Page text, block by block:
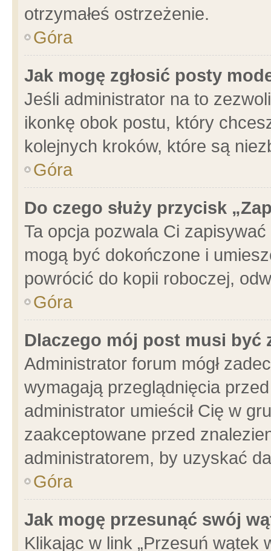
otrzymałeś ostrzeżenie.
Góra
Jak mogę zgłosić posty
Jeśli administrator na to
ikonkę obok postu, który
kolejnych kroków, które są
Góra
Do czego służy przycisk
Ta opcja pozwala Ci
mogą być dokończone i
powrócić do kopii roboczej,
Góra
Dlaczego mój post musi być
Administrator forum mógł
wymagają przeglądnięcia
administrator umieścił Cię w
zaakceptowane przed
administratorem, by uzyskać
Góra
Jak mogę przesunąć swój
Klikając w link „Przesuń wątek